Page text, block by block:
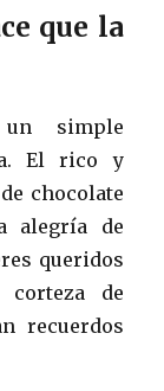
que la
simple
El rico y
chocolate
alegría de
queridos
de
recuerdos